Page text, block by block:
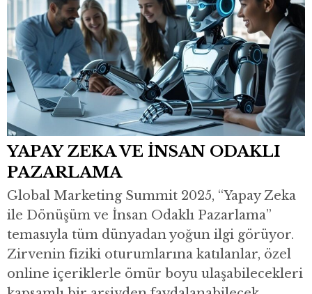
YAPAY ZEKA VE İNSAN ODAKLI
PAZARLAMA
Global Marketing Summit 2025, “Yapay Zeka
ile Dönüşüm ve İnsan Odaklı Pazarlama”
temasıyla tüm dünyadan yoğun ilgi görüyor.
Zirvenin fiziki oturumlarına katılanlar, özel
online içeriklerle ömür boyu ulaşabilecekleri